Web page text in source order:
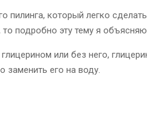
пилинга, который легко
подробно эту тему я объясняю
или без него,
его на воду.